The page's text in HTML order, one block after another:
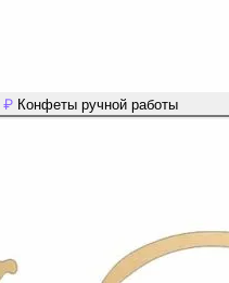
₽ Конфеты ручной работы